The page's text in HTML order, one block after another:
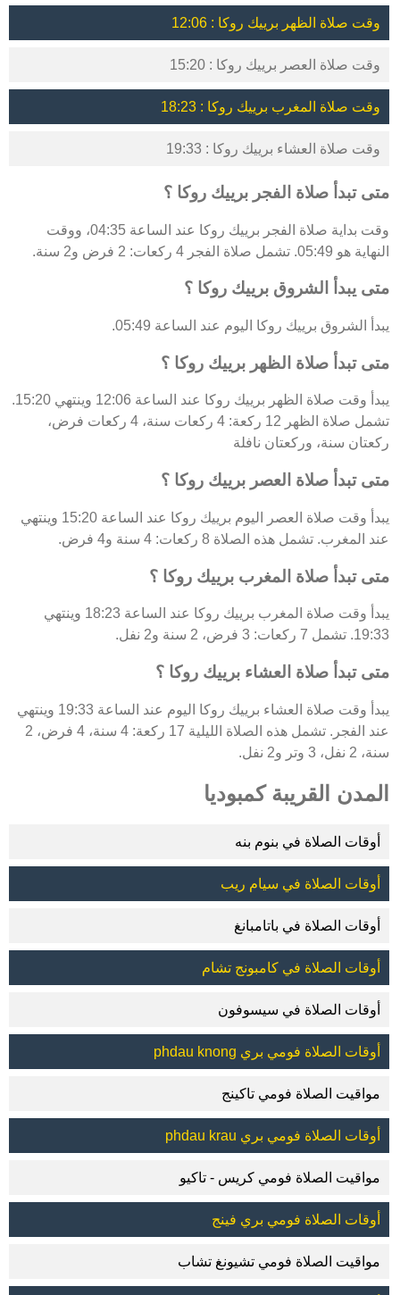
وقت صلاة الظهر برييك روكا : 12:06
وقت صلاة العصر برييك روكا : 15:20
وقت صلاة المغرب برييك روكا : 18:23
وقت صلاة العشاء برييك روكا : 19:33
متى تبدأ صلاة الفجر برييك روكا ؟
وقت بداية صلاة الفجر برييك روكا عند الساعة 04:35، ووقت
النهاية هو 05:49. تشمل صلاة الفجر 4 ركعات: 2 فرض و2 سنة.
متى يبدأ الشروق برييك روكا ؟
يبدأ الشروق برييك روكا اليوم عند الساعة 05:49.
متى تبدأ صلاة الظهر برييك روكا ؟
يبدأ وقت صلاة الظهر برييك روكا عند الساعة 12:06 وينتهي 15:20.
تشمل صلاة الظهر 12 ركعة: 4 ركعات سنة، 4 ركعات فرض،
ركعتان سنة، وركعتان نافلة
متى تبدأ صلاة العصر برييك روكا ؟
يبدأ وقت صلاة العصر اليوم برييك روكا عند الساعة 15:20 وينتهي
عند المغرب. تشمل هذه الصلاة 8 ركعات: 4 سنة و4 فرض.
متى تبدأ صلاة المغرب برييك روكا ؟
يبدأ وقت صلاة المغرب برييك روكا عند الساعة 18:23 وينتهي
19:33. تشمل 7 ركعات: 3 فرض، 2 سنة و2 نفل.
متى تبدأ صلاة العشاء برييك روكا ؟
يبدأ وقت صلاة العشاء برييك روكا اليوم عند الساعة 19:33 وينتهي
عند الفجر. تشمل هذه الصلاة الليلية 17 ركعة: 4 سنة، 4 فرض، 2
سنة، 2 نفل، 3 وتر و2 نفل.
المدن القريبة كمبوديا
أوقات الصلاة في بنوم بنه
أوقات الصلاة في سيام ريب
أوقات الصلاة في باتامبانغ
أوقات الصلاة في كامبونج تشام
أوقات الصلاة في سيسوفون
أوقات الصلاة فومي بري phdau knong
مواقيت الصلاة فومي تاكينج
أوقات الصلاة فومي بري phdau krau
مواقيت الصلاة فومي كريس - تاكيو
أوقات الصلاة فومي بري فينج
مواقيت الصلاة فومي تشيونغ تشاب